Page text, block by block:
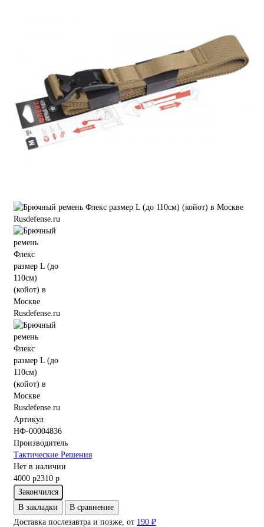
Артикул
НФ-00004836
Производитель
Тактические Решения
Нет в наличии
4000 р2310 р
Закончился
В закладки
В сравнение
Доставка послезавтра и позже, от 190 ₽